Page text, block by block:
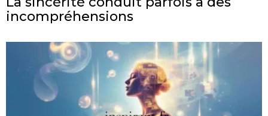
incompréhensions